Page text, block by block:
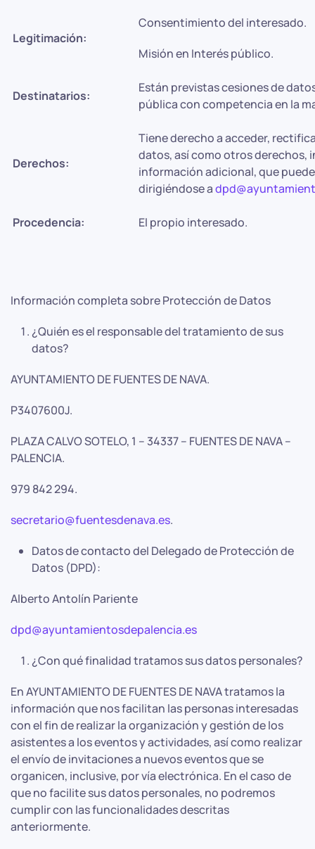
Legitimación:
Consentimiento del interesado.
Misión en Interés público.
Destinatarios:
Están previstas cesiones de
pública con competencia en la
Derechos:
Tiene derecho a acceder,
datos, así como otros derechos,
información adicional, que
dirigiéndose a
Procedencia: El propio interesado.
Información completa sobre Protección de Datos
¿Quién es el responsable del tratamiento de sus
datos?
AYUNTAMIENTO DE FUENTES DE NAVA.
P3407600J.
PLAZA CALVO SOTELO, 1 – 34337 – FUENTES DE NAVA –
PALENCIA.
979 842 294.
secretario@fuentesdenava.es.
Datos de contacto del Delegado de Protección de
Datos (DPD):
Alberto Antolín Pariente
dpd@ayuntamientosdepalencia.es
¿Con qué finalidad tratamos sus datos personales?
En AYUNTAMIENTO DE FUENTES DE NAVA tratamos la
información que nos facilitan las personas interesadas
con el fin de realizar la organización y gestión de los
asistentes a los eventos y actividades, así como realizar
el envío de invitaciones a nuevos eventos que se
organicen, inclusive, por vía electrónica. En el caso de
que no facilite sus datos personales, no podremos
cumplir con las funcionalidades descritas
anteriormente.